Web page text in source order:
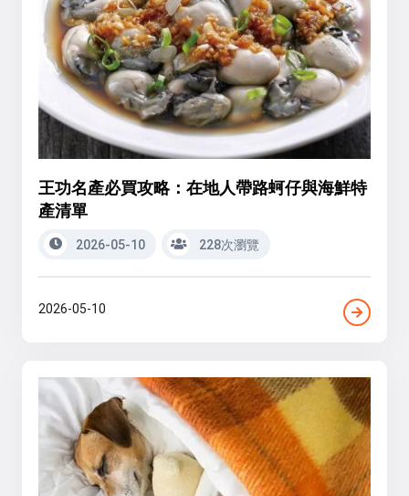
王功名產必買攻略：在地人帶路蚵仔與海鮮特
產清單
2026-05-10 228次瀏覽
2026-05-10